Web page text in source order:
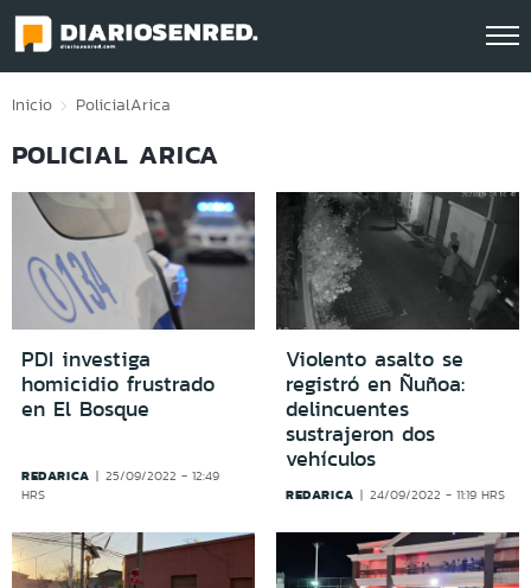
Click acá para ir directamente al contenido
Inicio PolicialArica
POLICIAL ARICA
PDI investiga
homicidio frustrado
en El Bosque
REDARICA
25/09/2022 - 12:49
HRS
Violento asalto se
registró en Ñuñoa:
delincuentes
sustrajeron dos
vehículos
REDARICA 24/09/2022 - 11:19 HRS